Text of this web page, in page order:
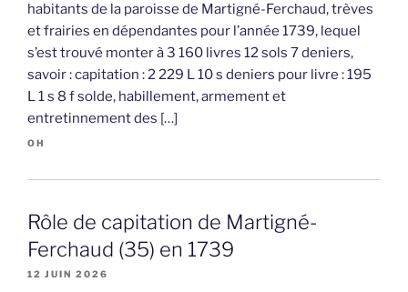
habitants de la paroisse de Martigné-Ferchaud, trèves
et frairies en dépendantes pour l’année 1739, lequel
s’est trouvé monter à 3 160 livres 12 sols 7 deniers,
savoir : capitation : 2 229 L 10 s deniers pour livre : 195
L 1 s 8 f solde, habillement, armement et
entretinnement des […]
OH
Rôle de capitation de Martigné-
Ferchaud (35) en 1739
12 JUIN 2026